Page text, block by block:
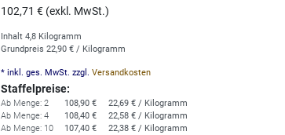
102,71 € (exkl. MwSt.)
Inhalt4,8 Kilogramm
Grundpreis22,90 € / Kilogramm
* inkl. ges. MwSt. zzgl. Versandkosten
Staffelpreise:
Ab Menge: 2 108,90 €
22,69 € / Kilogramm
Ab Menge: 4
108,40 €
22,58 € / Kilogramm
Ab Menge: 10
107,40 € 22,38 € / Kilogramm